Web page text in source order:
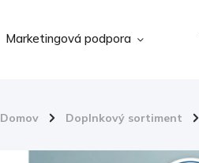
Marketingová podpora
Domov / Doplnkový sortiment /